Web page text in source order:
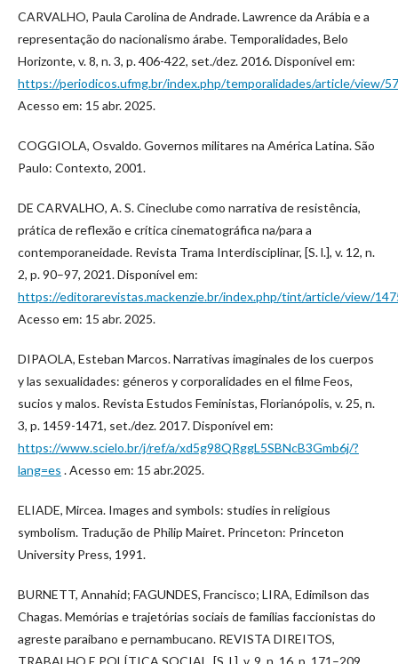
CARVALHO, Paula Carolina de Andrade. Lawrence da Arábia e a
representação do nacionalismo árabe. Temporalidades, Belo
Horizonte, v. 8, n. 3, p. 406-422, set./dez. 2016. Disponível em:
https://periodicos.ufmg.br/index.php/temporalidades/article/view/
Acesso em: 15 abr. 2025.
COGGIOLA, Osvaldo. Governos militares na América Latina. São
Paulo: Contexto, 2001.
DE CARVALHO, A. S. Cineclube como narrativa de resistência,
prática de reflexão e crítica cinematográfica na/para a
contemporaneidade. Revista Trama Interdisciplinar, [S. l.], v. 12, n.
2, p. 90–97, 2021. Disponível em:
https://editorarevistas.mackenzie.br/index.php/tint/article/view/
Acesso em: 15 abr. 2025.
DIPAOLA, Esteban Marcos. Narrativas imaginales de los cuerpos
y las sexualidades: géneros y corporalidades en el filme Feos,
sucios y malos. Revista Estudos Feministas, Florianópolis, v. 25, n.
3, p. 1459-1471, set./dez. 2017. Disponível em:
https://www.scielo.br/j/ref/a/xd5g98QRggL5SBNcB3Gmb6j/?
lang=es . Acesso em: 15 abr.2025.
ELIADE, Mircea. Images and symbols: studies in religious
symbolism. Tradução de Philip Mairet. Princeton: Princeton
University Press, 1991.
BURNETT, Annahid; FAGUNDES, Francisco; LIRA, Edimilson das
Chagas. Memórias e trajetórias sociais de famílias faccionistas do
agreste paraibano e pernambucano. REVISTA DIREITOS,
TRABALHO E POLÍTICA SOCIAL, [S. l.], v. 9, n. 16, p. 171–209,